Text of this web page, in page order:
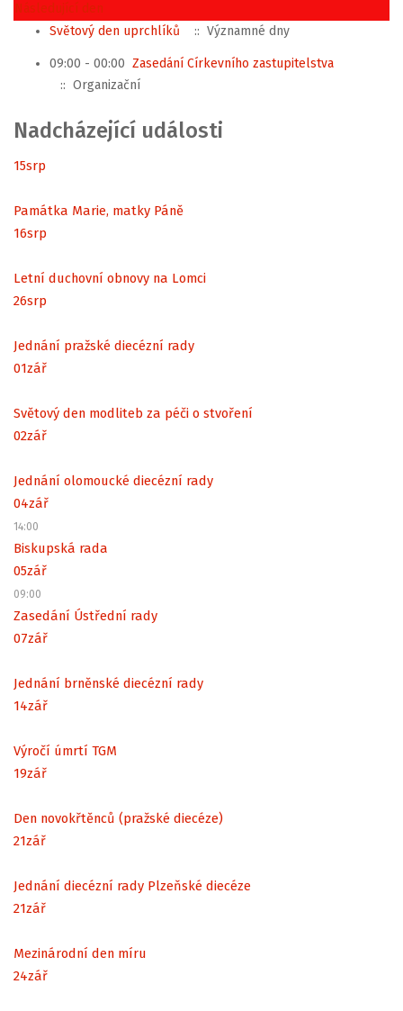
Následující den
Světový den uprchlíků
:: Významné dny
09:00 - 00:00 Zasedání Církevního zastupitelstva
:: Organizační
Nadcházející události
15srp
Památka Marie, matky Páně
16srp
Letní duchovní obnovy na Lomci
26srp
Jednání pražské diecézní rady
01zář
Světový den modliteb za péči o stvoření
02zář
Jednání olomoucké diecézní rady
04zář
14:00
Biskupská rada
05zář
09:00
Zasedání Ústřední rady
07zář
Jednání brněnské diecézní rady
14zář
Výročí úmrtí TGM
19zář
Den novokřtěnců (pražské diecéze)
21zář
Jednání diecézní rady Plzeňské diecéze
21zář
Mezinárodní den míru
24zář